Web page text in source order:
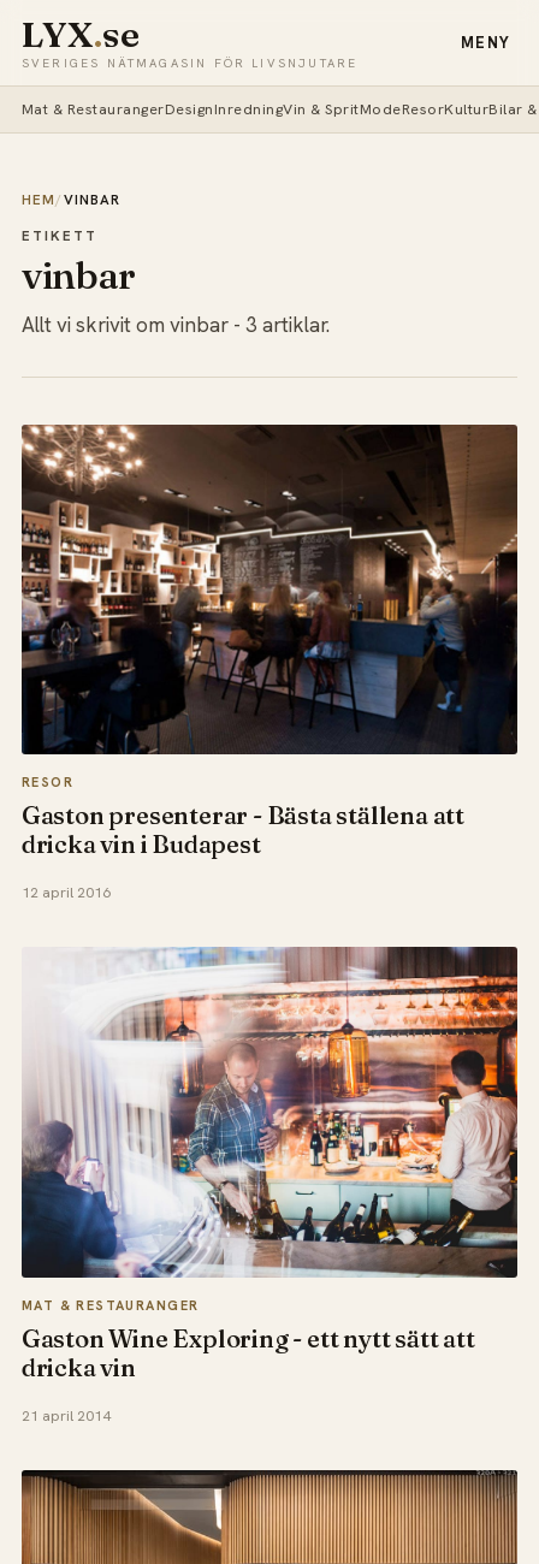
LYX.se
SVERIGES NÄTMAGASIN FÖR LIVSNJUTARE
MENY
Mat & RestaurangerDesignInredningVin & SpritModeResorKulturBilar
HEM / VINBAR
ETIKETT
vinbar
Allt vi skrivit om vinbar - 3 artiklar.
RESOR
Gaston presenterar - Bästa ställena att
dricka vin i Budapest
12 april 2016
MAT & RESTAURANGER
Gaston Wine Exploring - ett nytt sätt att
dricka vin
21 april 2014